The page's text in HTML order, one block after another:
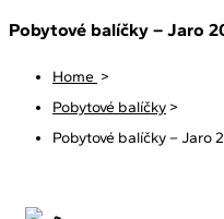
Pobytové balíčky – Jaro
Home >
Pobytové balíčky >
Pobytové balíčky – Jaro